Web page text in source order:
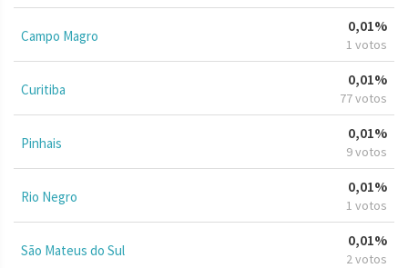
Campo Magro
0,01%
1 votos
Curitiba
0,01%
77 votos
Pinhais
0,01%
9 votos
Rio Negro
0,01%
1 votos
São Mateus do Sul
0,01%
2 votos